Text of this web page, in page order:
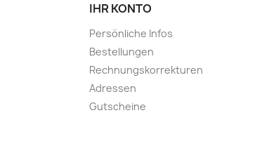
IHR KONTO
Persönliche Infos
Bestellungen
Rechnungskorrekturen
Adressen
Gutscheine